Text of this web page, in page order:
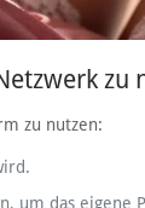
zu
zu nutzen:
um das eigene